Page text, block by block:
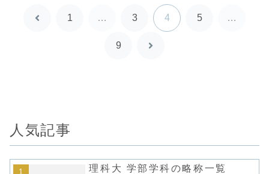
前
1 … 3 4 5 …
9
次
人気記事
理科大 学部学科の略称一覧